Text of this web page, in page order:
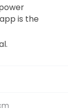
is the